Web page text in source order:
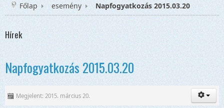
Főlap esemény Napfogyatkozás 2015.03.20
Hírek
Napfogyatkozás 2015.03.20
Megjelent: 2015. március 20.